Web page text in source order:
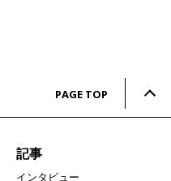
PAGE TOP
記事
インタビュー